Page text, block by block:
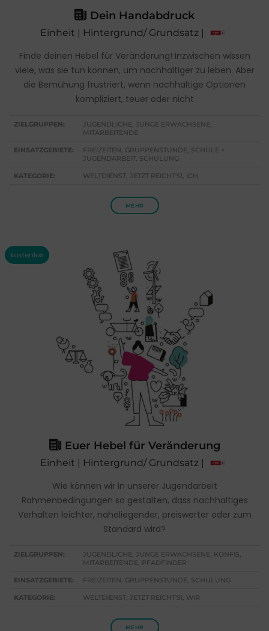
Dein Handabdruck
Einheit | Hintergrund/ Grundsatz |
Finde deinen Hebel für Veränderung! Inzwischen wissen
viele, was sie tun können, um nachhaltiger zu leben. Aber
die Bemühung frustriert, wenn nachhaltige Optionen
kompliziert, teuer oder nicht
ZIELGRUPPEN:
JUGENDLICHE, JUNGE ERWACHSENE,
MITARBEITENDE
EINSATZGEBIETE:
FREIZEITEN, GRUPPENSTUNDE, SCHULE +
JUGENDARBEIT, SCHULUNG
KATEGORIE: WELTDIENST, JETZT REICHT'S!, ICH
MEHR
Euer Hebel für Veränderung
Einheit | Hintergrund/ Grundsatz |
Wie können wir in unserer Jugendarbeit
Rahmenbedingungen so gestalten, dass nachhaltiges
Verhalten leichter, naheliegender, preiswerter oder zum
Standard wird?
ZIELGRUPPEN:
JUGENDLICHE, JUNGE ERWACHSENE, KONFIS,
MITARBEITENDE, PFADFINDER
EINSATZGEBIETE: FREIZEITEN, GRUPPENSTUNDE, SCHULUNG
KATEGORIE: WELTDIENST, JETZT REICHT'S!, WIR
MEHR